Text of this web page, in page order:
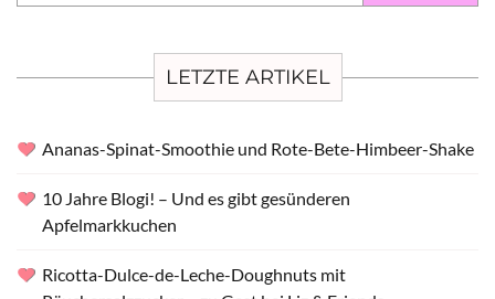
LETZTE ARTIKEL
Ananas-Spinat-Smoothie und Rote-Bete-Himbeer-Shake
10 Jahre Blogi! – Und es gibt gesünderen
Apfelmarkkuchen
Ricotta-Dulce-de-Leche-Doughnuts mit